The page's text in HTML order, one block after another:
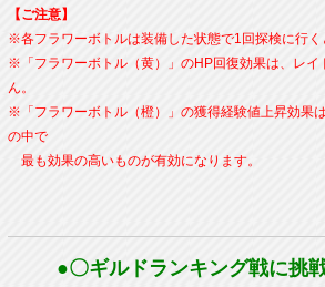
【ご注意】
※各フラワーボトルは装備した状態で1回探検に行く
※「フラワーボトル（黄）」のHP回復効果は、レイ
ん。
※「フラワーボトル（橙）」の獲得経験値上昇効果
の中で
最も効果の高いものが有効になります。
●〇ギルドランキング戦に挑